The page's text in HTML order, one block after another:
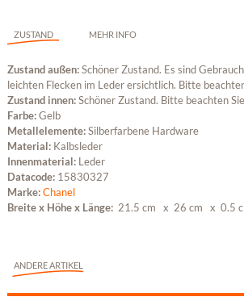
ZUSTAND MEHR INFO
Zustand außen:Schöner Zustand. Es sind
leichten Flecken im Leder ersichtlich. Bitte
Zustand innen:Schöner Zustand. Bitte beachten
Farbe:Gelb
Metallelemente:Silberfarbene Hardware
Material: Kalbsleder
Innenmaterial: Leder
Datacode: 15830327
Marke:Chanel
Breite x Höhe x Länge: 21.5 cm x 26 cm x 0.5
ANDERE ARTIKEL